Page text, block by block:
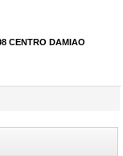
CENTRO DAMIAO